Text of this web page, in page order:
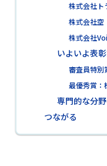
株式会社ト
株式会社空
株式会社
いよいよ表
審査員特別
最優秀賞：
専門的な分
つながる